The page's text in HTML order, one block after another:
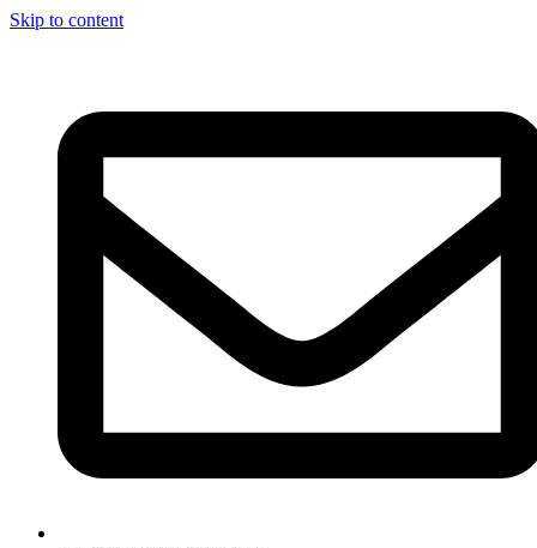
Skip to content